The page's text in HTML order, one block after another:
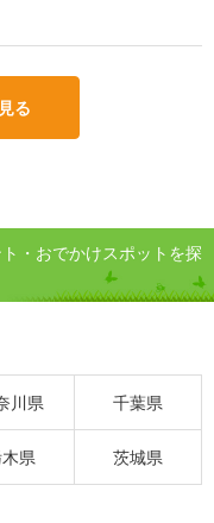
る
・おでかけスポットを探
川県 千葉県
県 茨城県